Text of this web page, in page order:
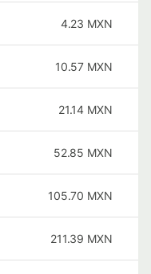
4.23 MXN
10.57 MXN
21.14 MXN
52.85 MXN
105.70 MXN
211.39 MXN